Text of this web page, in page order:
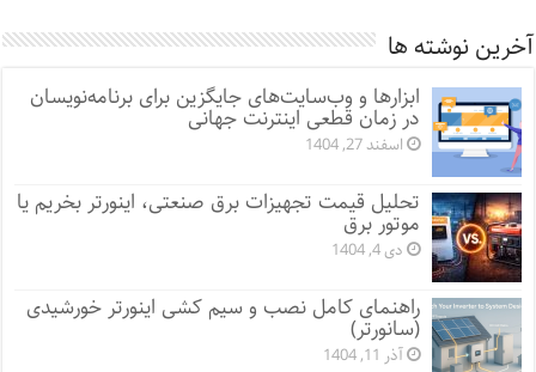
آخرین نوشته ها
ابزارها و وب‌سایت‌های جایگزین برای برنامه‌نویسان
در زمان قطعی اینترنت جهانی
اسفند 27, 1404
تحلیل قیمت تجهیزات برق صنعتی، اینورتر بخریم یا
موتور برق
دی 4, 1404
راهنمای کامل نصب و سیم کشی اینورتر خورشیدی
(سانورتر)
آذر 11, 1404